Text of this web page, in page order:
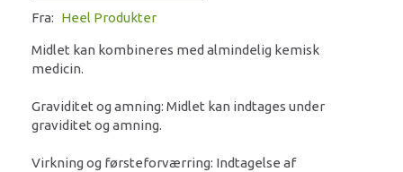
Fra: Heel Produkter
Midlet kan kombineres med almindelig kemisk
medicin.
Graviditet og amning: Midlet kan indtages under
graviditet og amning.
Virkning og førsteforværring: Indtagelse af